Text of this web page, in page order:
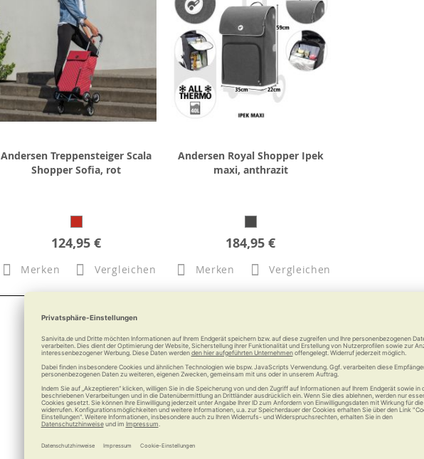
Andersen Treppensteiger Scala
Shopper Sofia, rot
124,95 €
Merken Vergleichen
Andersen Royal Shopper Ipek
maxi, anthrazit
184,95 €
Merken Vergleichen